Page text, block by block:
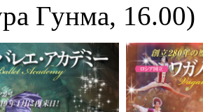
Гунма, 16.00)